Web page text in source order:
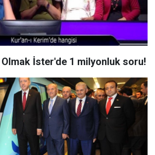
İster'de 1 milyonluk soru!